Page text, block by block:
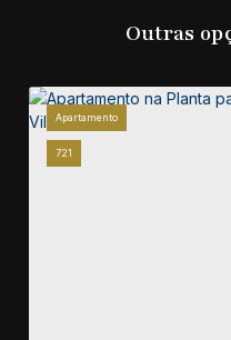
Outras
721
Apartamento